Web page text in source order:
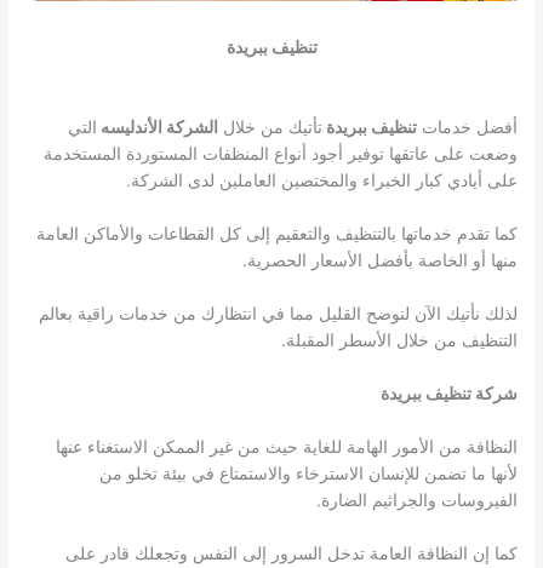
تنظيف ببريدة
أفضل خدماتتنظيف ببريدةتأتيك من خلال الشركة الأندليسه التي
وضعت على عاتقها توفير أجود أنواع المنظفات المستوردة المستخدمة
على أيادي كبار الخبراء والمختصين العاملين لدى الشركة.
كما تقدم خدماتها بالتنظيف والتعقيم إلى كل القطاعات والأماكن العامة
منها أو الخاصة بأفضل الأسعار الحصرية.
لذلك نأتيك الآن لنوضح القليل مما في انتظارك من خدمات راقية بعالم
التنظيف من خلال الأسطر المقبلة.
شركةتنظيف ببريدة
النظافة من الأمور الهامة للغاية حيث من غير الممكن الاستغناء عنها
لأنها ما تضمن للإنسان الاسترخاء والاستمتاع في بيئة تخلو من
الفيروسات والجراثيم الضارة.
كما إن النظافة العامة تدخل السرور إلى النفس وتجعلك قادر على